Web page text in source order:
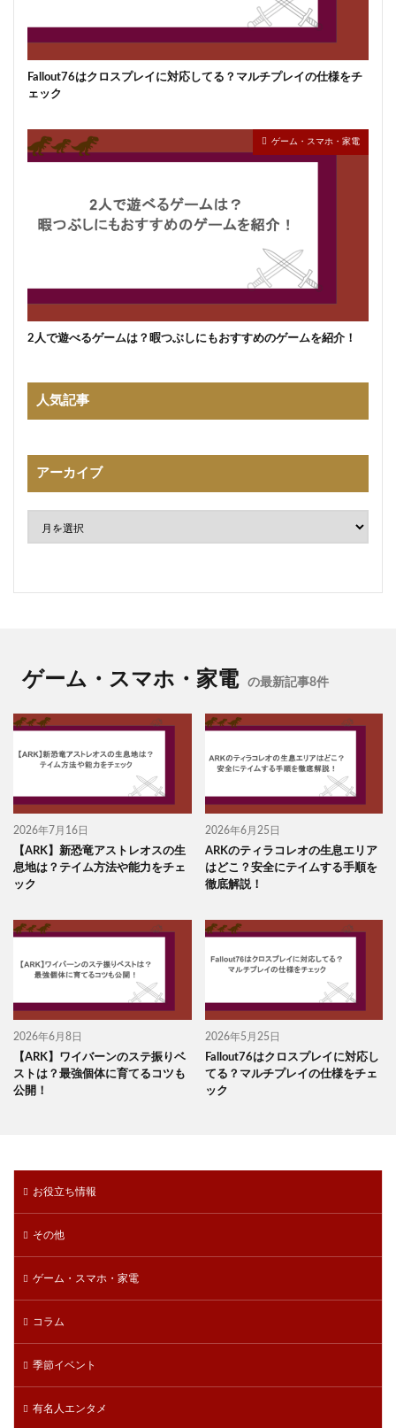
Fallout76はクロスプレイに対応してる？マルチプレイの仕様をチ
ェック
ゲーム・スマホ・家電
2人で遊べるゲームは？暇つぶしにもおすすめのゲームを紹介！
人気記事
アーカイブ
ゲーム・スマホ・家電 の最新記事8件
2026年7月16日
【ARK】新恐竜アストレオスの生
息地は？テイム方法や能力をチェ
ック
2026年6月25日
ARKのティラコレオの生息エリア
はどこ？安全にテイムする手順を
徹底解説！
2026年6月8日
【ARK】ワイバーンのステ振りベ
ストは？最強個体に育てるコツも
公開！
2026年5月25日
Fallout76はクロスプレイに対応し
てる？マルチプレイの仕様をチェ
ック
お役立ち情報
その他
ゲーム・スマホ・家電
コラム
季節イベント
有名人エンタメ